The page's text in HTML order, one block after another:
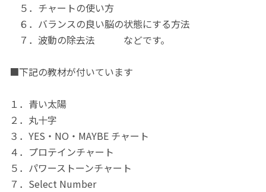
５．チャートの使い方
６．バランスの良い脳の状態にする方法
７．波動の除去法 などです。
■下記の教材が付いています
１．青い太陽
２．丸十字
３．YES・NO・MAYBE チャート
４．プロテインチャート
５．パワーストーンチャート
７．Select Number